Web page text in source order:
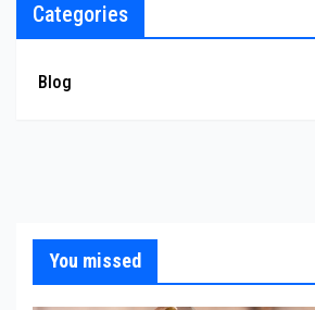
Categories
Blog
You missed